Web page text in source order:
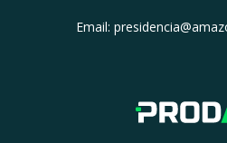
Email: